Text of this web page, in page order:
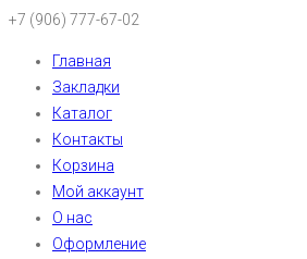
+7 (906) 777-67-02
Главная
Закладки
Каталог
Контакты
Корзина
Мой аккаунт
О нас
Оформление